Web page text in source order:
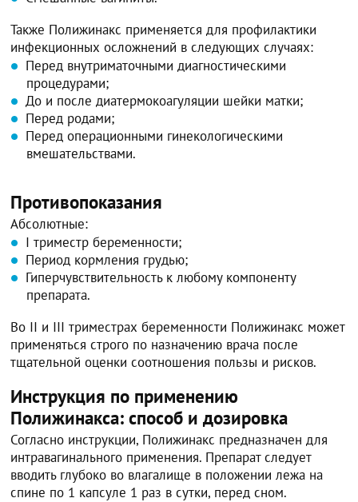
Также Полижинакс применяется для профилактики
инфекционных осложнений в следующих случаях:
Перед внутриматочными диагностическими
процедурами;
До и после диатермокоагуляции шейки матки;
Перед родами;
Перед операционными гинекологическими
вмешательствами.
Противопоказания
Абсолютные:
I триместр беременности;
Период кормления грудью;
Гиперчувствительность к любому компоненту
препарата.
Во II и III триместрах беременности Полижинакс может
применяться строго по назначению врача после
тщательной оценки соотношения пользы и рисков.
Инструкция по применению
Полижинакса: способ и дозировка
Согласно инструкции, Полижинакс предназначен для
интравагинального применения. Препарат следует
вводить глубоко во влагалище в положении лежа на
спине по 1 капсуле 1 раз в сутки, перед сном.